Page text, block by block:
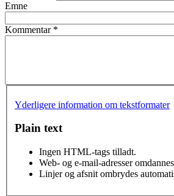
Emne
Kommentar *
Yderligere information om tekstformater
Plain text
Ingen HTML-tags tilladt.
Web- og e-mail-adresser
Linjer og afsnit ombrydes